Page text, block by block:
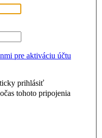
pre aktiváciu účtu
prihlásiť
tohoto pripojenia